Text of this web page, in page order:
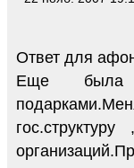
Ответ для
Еще была